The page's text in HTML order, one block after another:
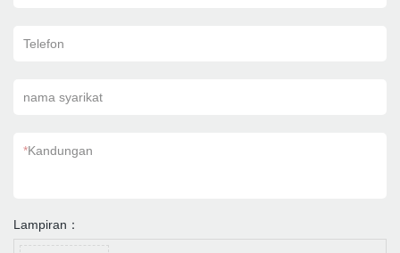
Telefon
nama syarikat
*Kandungan
Lampiran：